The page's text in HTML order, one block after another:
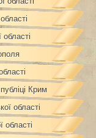
області
Крим
області
області